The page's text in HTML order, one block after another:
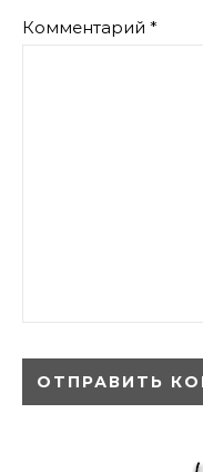
Комментарий *